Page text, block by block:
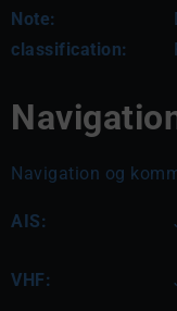
Note:
classification:
Navigation og
AIS:
VHF: